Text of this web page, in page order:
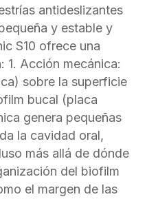
antideslizantes
y estable y
S10 ofrece una
1. Acción mecánica:
sobre la superficie
bucal (placa
genera pequeñas
la cavidad oral,
más allá de dónde
del biofilm
el margen de las